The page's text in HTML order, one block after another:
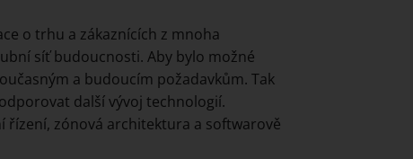
o trhu a zákaznících z mnoha
síť budoucnosti. Aby bylo možné
a budoucím požadavkům. Tak
další vývoj technologií.
řízení, zónová architektura a softwarově